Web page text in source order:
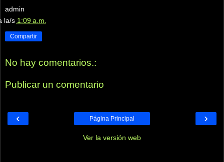
admin
la/s 1:09 a.m.
Compartir
No hay comentarios.:
Publicar un comentario
‹ ›
Página Principal
Ver la versión web